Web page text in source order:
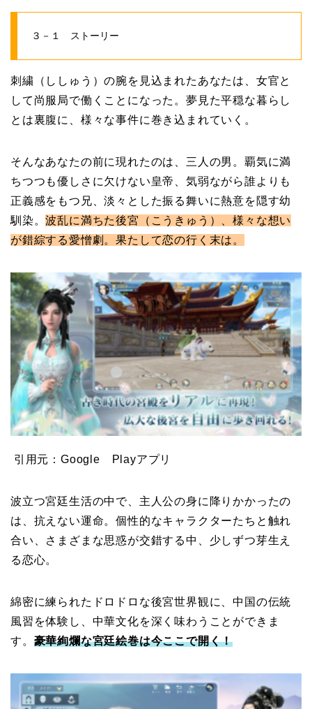
３－１ ストーリー
刺繍（ししゅう）の腕を見込まれたあなたは、女官と
して尚服局で働くことになった。夢見た平穏な暮らし
とは裏腹に、様々な事件に巻き込まれていく。
そんなあなたの前に現れたのは、三人の男。覇気に満
ちつつも優しさに欠けない皇帝、気弱ながら誰よりも
正義感をもつ兄、淡々とした振る舞いに熱意を隠す幼
馴染。波乱に満ちた後宮（こうきゅう）、様々な想い
が錯綜する愛憎劇。果たして恋の行く末は。
引用元：Google Playアプリ
波立つ宮廷生活の中で、主人公の身に降りかかったの
は、抗えない運命。個性的なキャラクターたちと触れ
合い、さまざまな思惑が交錯する中、少しずつ芽生え
る恋心。
綿密に練られたドロドロな後宮世界観に、中国の伝統
風習を体験し、中華文化を深く味わうことができま
す。 豪華絢爛な宮廷絵巻は今ここで開く！